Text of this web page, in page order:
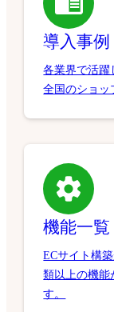
導入事例
各業界で活躍
全国のショッ
機能一覧
ECサイト構
類以上の機能
す。